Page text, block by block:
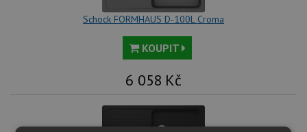
Schock FORMHAUS D-100L Croma
KOUPIT
6 058 Kč